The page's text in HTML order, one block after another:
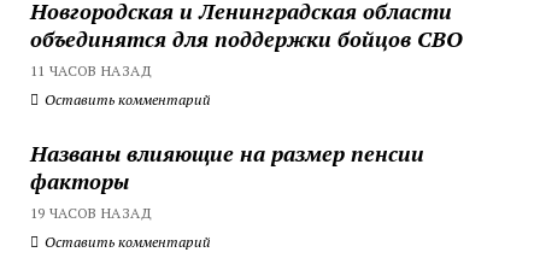
Новгородская и Ленинградская области
объединятся для поддержки бойцов СВО
11 ЧАСОВ НАЗАД
Оставить комментарий
Названы влияющие на размер пенсии
факторы
19 ЧАСОВ НАЗАД
Оставить комментарий